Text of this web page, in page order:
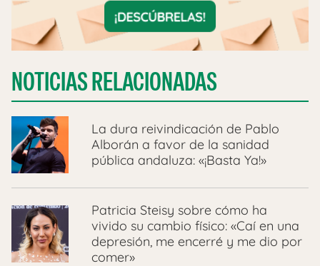
NOTICIAS RELACIONADAS
La dura reivindicación de Pablo
Alborán a favor de la sanidad
pública andaluza: «¡Basta Ya!»
Patricia Steisy sobre cómo ha
vivido su cambio físico: «Caí en una
depresión, me encerré y me dio por
comer»